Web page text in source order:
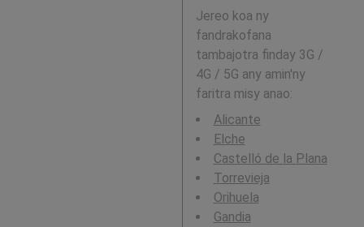
Jereo koa ny
fandrakofana
tambajotra finday 3G /
4G / 5G any amin'ny
faritra misy anao:
Alicante
Elche
Castelló de la Plana
Torrevieja
Orihuela
Gandia